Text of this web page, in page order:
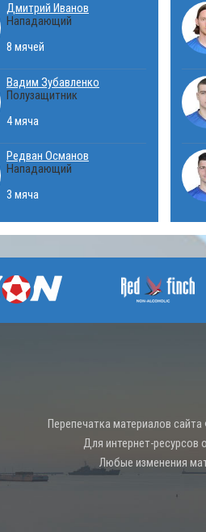
Дмитрий Иванов
Нападающий
8 мячей
Вадим Зубавленко
Полузащитник
4 мяча
Редван Османов
Нападающий
3 мяча
Перепечатка материалов
Для интернет-ресурсов
Любые изменения